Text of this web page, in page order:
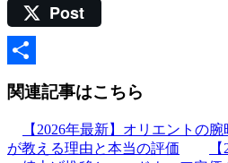
Gmail
Post
関連記事はこちら
【2026年最新】オリエントの
が教える理由と本当の評価